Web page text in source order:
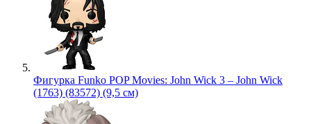
Фигурка Funko POP Movies: John Wick 3 – John Wick
(1763) (83572) (9,5 см)